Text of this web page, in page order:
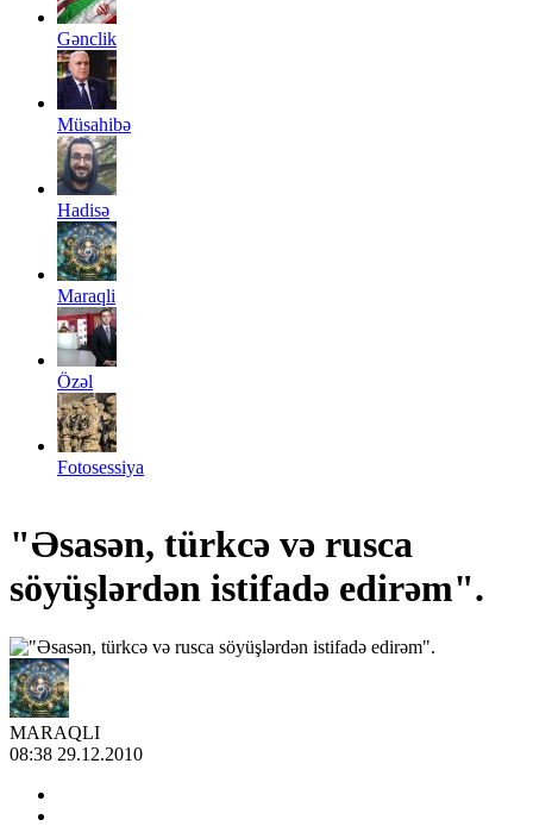
Gənclik
Müsahibə
Hadisə
Maraqli
Özəl
Fotosessiya
"Əsasən, türkcə və rusca
söyüşlərdən istifadə edirəm".
MARAQLI
08:38 29.12.2010